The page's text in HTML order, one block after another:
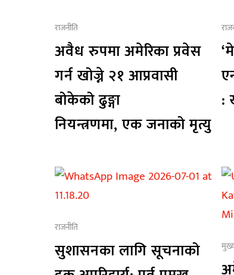
राजनीति
अवैध रुपमा अमेरिका प्रवेस
गर्न खोज्ने २१ आप्रवासी
बोकेको ढुङ्गा
नियन्त्रणमा, एक जनाको मृत्यु
:
राजनीति
सुशासनका लागि सूचनाको